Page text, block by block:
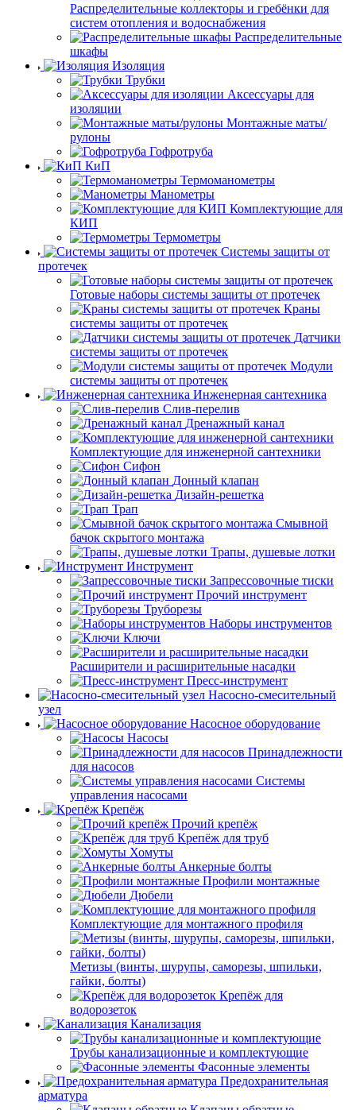
Распределительные коллекторы и гребёнки для
систем отопления и водоснабжения
Распределительные
шкафы
Изоляция
Трубки
Аксессуары для
изоляции
Монтажные маты/
рулоны
Гофротруба
КиП
Термоманометры
Манометры
Комплектующие для
КИП
Термометры
Системы защиты от
протечек
Готовые наборы системы защиты от протечек
Краны
системы защиты от протечек
Датчики
системы защиты от протечек
Модули
системы защиты от протечек
Инженерная сантехника
Слив-перелив
Дренажный канал
Комплектующие для инженерной сантехники
Сифон
Донный клапан
Дизайн-решетка
Трап
Смывной
бачок скрытого монтажа
Трапы, душевые лотки
Инструмент
Запрессовочные тиски
Прочий инструмент
Труборезы
Наборы инструментов
Ключи
Расширители и расширительные насадки
Пресс-инструмент
Насосно-смесительный
узел
Насосное оборудование
Насосы
Принадлежности
для насосов
Системы
управления насосами
Крепёж
Прочий крепёж
Крепёж для труб
Хомуты
Анкерные болты
Профили монтажные
Дюбели
Комплектующие для монтажного профиля
Метизы (винты, шурупы, саморезы, шпильки,
гайки, болты)
Крепёж для
водорозеток
Канализация
Трубы канализационные и комплектующие
Фасонные элементы
Предохранительная
арматура